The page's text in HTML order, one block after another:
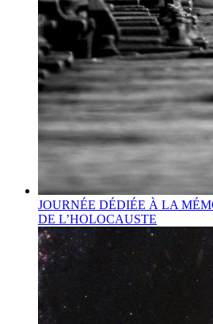
JOURNÉE DÉDIÉE À LA
DE L’HOLOCAUSTE